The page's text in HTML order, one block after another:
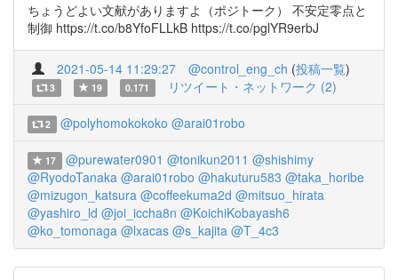
ちょうどよい文献がありますよ（ポジトーク） 不安定零点と
制御 https://t.co/b8YfoFLLkB https://t.co/pglYR9erbJ
2021-05-14 11:29:27 @control_eng_ch (投稿一覧)
3 19 0.171 リツイート・ネットワーク (2)
2 @polyhomokokoko @arai01robo
17 @purewater0901 @tonikun2011 @shishimy
@RyodoTanaka @arai01robo @hakuturu583 @taka_horibe
@mizugon_katsura @coffeekuma2d @mitsuo_hirata
@yashiro_ld @joi_iccha8n @KoichiKobayash6
@ko_tomonaga @lxacas @s_kajita @T_4c3